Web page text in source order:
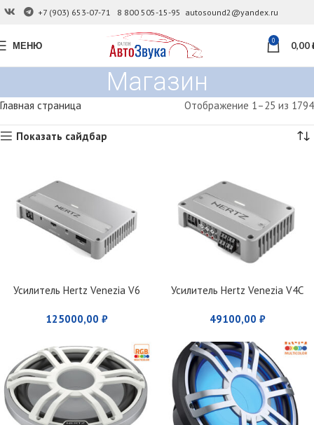
+7 (903) 653-07-71 8 800 505-15-95 autosound2@yandex.ru
МЕНЮ 0 0,00
Магазин
Главная страница Отображение 1–25 из 1794
Показать сайдбар
Усилитель Hertz Venezia V6
125000,00 ₽
Усилитель Hertz Venezia V4C
49100,00 ₽